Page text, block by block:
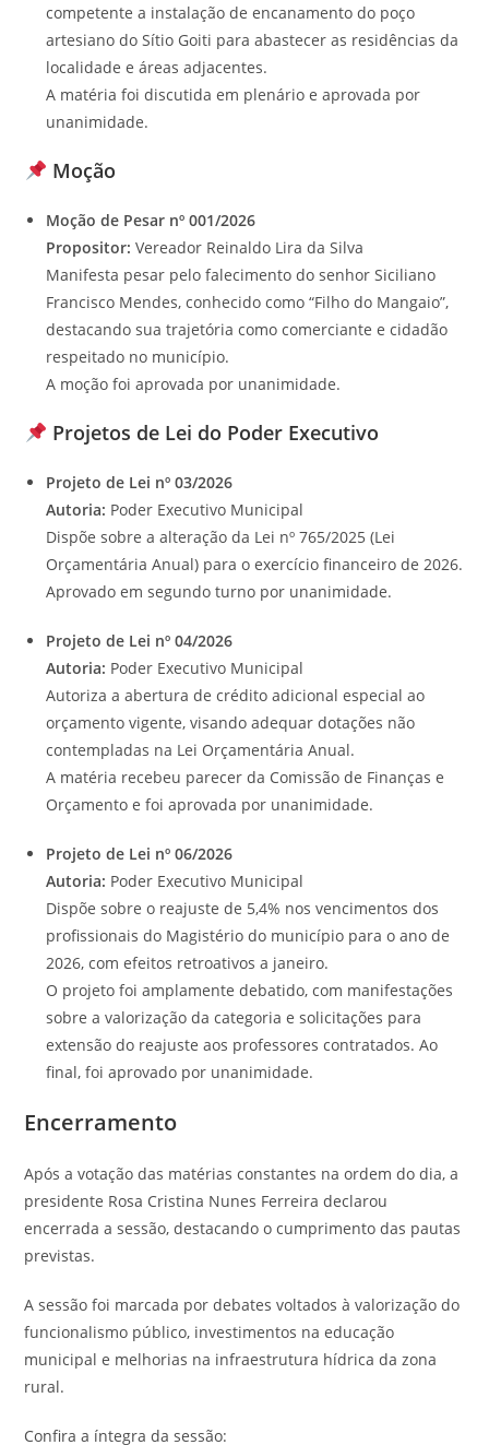
competente a instalação de encanamento do poço
artesiano do Sítio Goiti para abastecer as residências da
localidade e áreas adjacentes.
A matéria foi discutida em plenário e aprovada por
unanimidade.
Moção
Moção de Pesar nº 001/2026
Propositor: Vereador Reinaldo Lira da Silva
Manifesta pesar pelo falecimento do senhor Siciliano
Francisco Mendes, conhecido como “Filho do Mangaio”,
destacando sua trajetória como comerciante e cidadão
respeitado no município.
A moção foi aprovada por unanimidade.
Projetos de Lei do Poder Executivo
Projeto de Lei nº 03/2026
Autoria: Poder Executivo Municipal
Dispõe sobre a alteração da Lei nº 765/2025 (Lei
Orçamentária Anual) para o exercício financeiro de 2026.
Aprovado em segundo turno por unanimidade.
Projeto de Lei nº 04/2026
Autoria: Poder Executivo Municipal
Autoriza a abertura de crédito adicional especial ao
orçamento vigente, visando adequar dotações não
contempladas na Lei Orçamentária Anual.
A matéria recebeu parecer da Comissão de Finanças e
Orçamento e foi aprovada por unanimidade.
Projeto de Lei nº 06/2026
Autoria: Poder Executivo Municipal
Dispõe sobre o reajuste de 5,4% nos vencimentos dos
profissionais do Magistério do município para o ano de
2026, com efeitos retroativos a janeiro.
O projeto foi amplamente debatido, com manifestações
sobre a valorização da categoria e solicitações para
extensão do reajuste aos professores contratados. Ao
final, foi aprovado por unanimidade.
Encerramento
Após a votação das matérias constantes na ordem do dia, a
presidente Rosa Cristina Nunes Ferreira declarou
encerrada a sessão, destacando o cumprimento das pautas
previstas.
A sessão foi marcada por debates voltados à valorização do
funcionalismo público, investimentos na educação
municipal e melhorias na infraestrutura hídrica da zona
rural.
Confira a íntegra da sessão: